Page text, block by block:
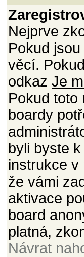
Nejprve
Pokud
věcí.
odkaz Je
Pokud
boardy
byli byste
instrukce v
že vámi
aktivace
board
platná,
Návrat